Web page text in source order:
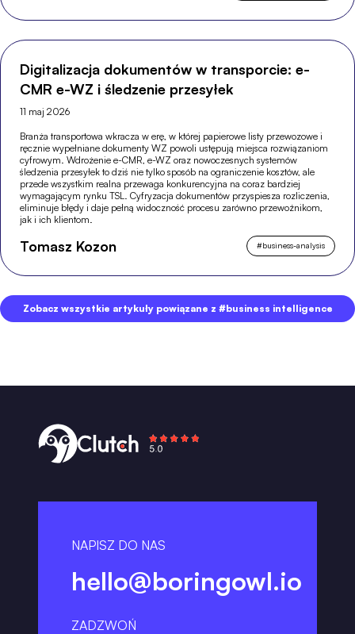
Digitalizacja dokumentów w transporcie: e-
CMR e-WZ i śledzenie przesyłek
11 maj 2026
Branża transportowa wkracza w erę, w której papierowe listy przewozowe i
ręcznie wypełniane dokumenty WZ powoli ustępują miejsca rozwiązaniom
cyfrowym. Wdrożenie e-CMR, e-WZ oraz nowoczesnych systemów
śledzenia przesyłek to dziś nie tylko sposób na ograniczenie kosztów, ale
przede wszystkim realna przewaga konkurencyjna na coraz bardziej
wymagającym rynku TSL. Cyfryzacja dokumentów przyspiesza rozliczenia,
eliminuje błędy i daje pełną widoczność procesu zarówno przewoźnikom,
jak i ich klientom.
Tomasz Kozon #business-analysis
Zobacz wszystkie artykuły powiązane z #business intelligence
NAPISZ DO NAS
hello@boringowl.io
ZADZWOŃ